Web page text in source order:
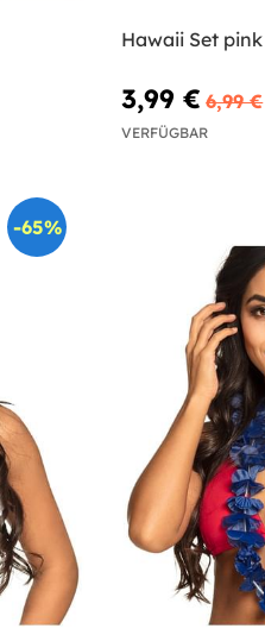
Hawaii Set
3,99 € 6,99 €
VERFÜGBAR
-65%